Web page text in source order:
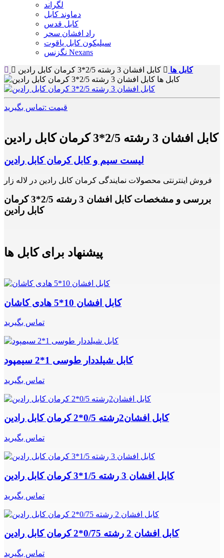
لگراند
دماوند کابل
کابل قدس
راد افشان سحر
سیلیکون کابل یاقوت
نگزنس Nexans
کابل ها کابل افشان 3 رشته 2/5*3 کرمان کابل رادین
قیمت :تماس بگیرید
کابل افشان 3 رشته 2/5*3 کرمان کابل رادین
لیست سیم و کابل کرمان کابل رادین
فروش اینترنتی محصولات نمایندگی کرمان کابل رادین در لاله زار
بررسی و مشخصات کابل افشان 3 رشته 2/5*3 کرمان
کابل رادین
پیشنهاد برای کابل ها
کابل افشان 10*5 هادی کاشان
تماس بگیرید
کابل شیلددار طوسی 1*2 سیمپود
تماس بگیرید
کابل افشان2رشته 0/5*2 کرمان کابل رادین
تماس بگیرید
کابل افشان 3 رشته 1/5*3 کرمان کابل رادین
تماس بگیرید
کابل افشان 2 رشته 0/75*2 کرمان کابل رادین
تماس بگیرید